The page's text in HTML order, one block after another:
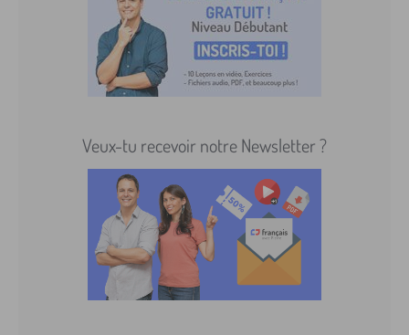
Veux-tu recevoir notre Newsletter ?